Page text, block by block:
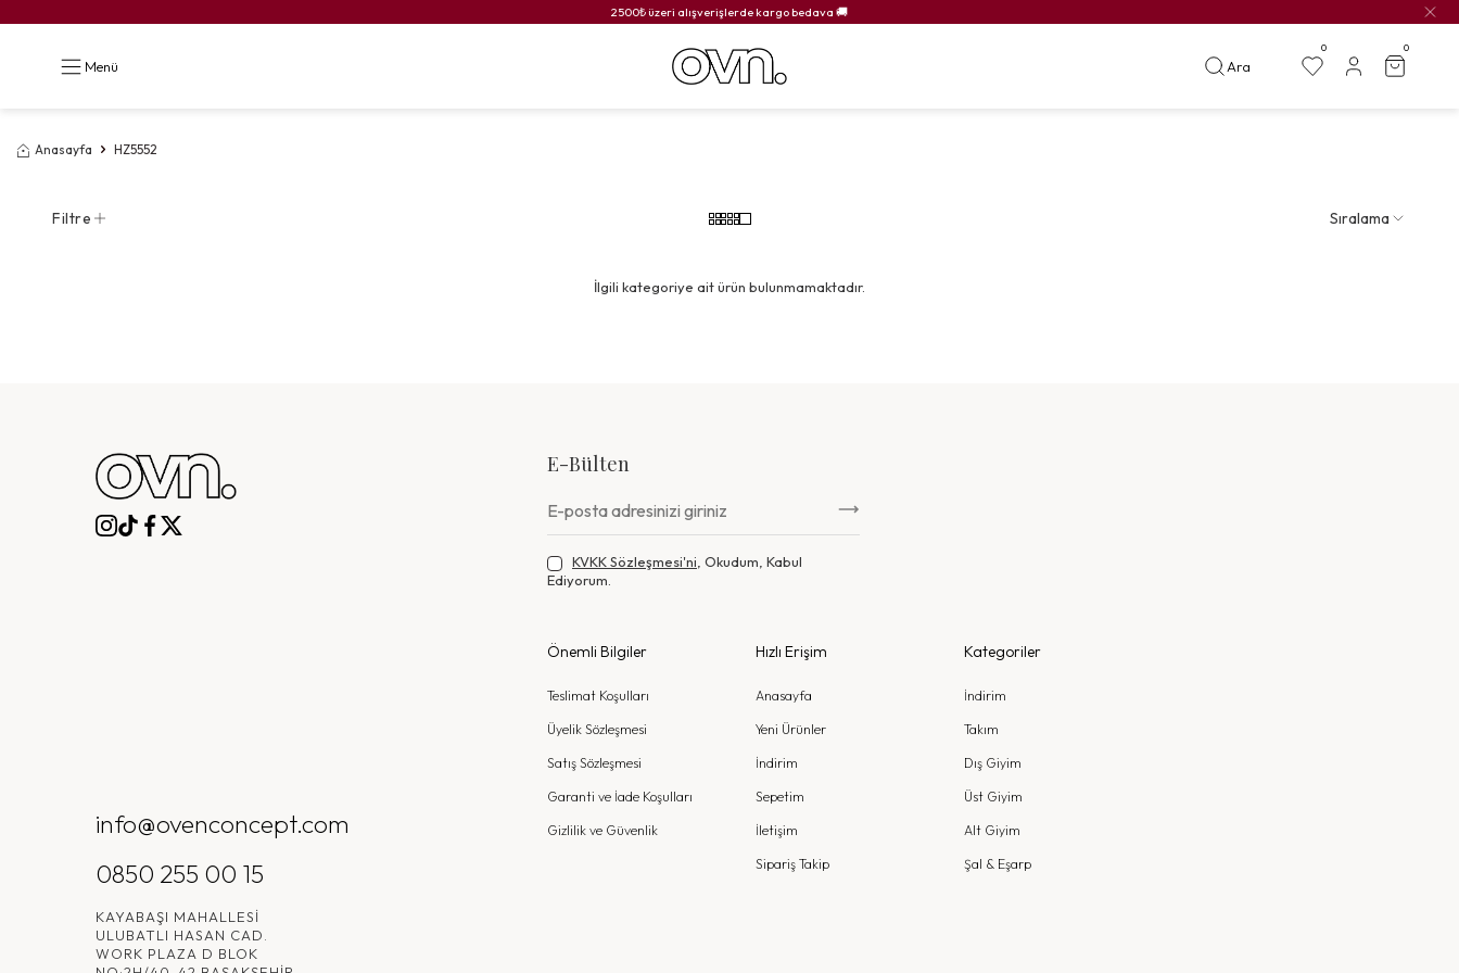
2500₺ üzeri alışverişlerde kargo bedava 🚚
Menü Ara
0 0
Anasayfa HZ5552
Filtre Sıralama
İlgili kategoriye ait ürün bulunmamaktadır.
info@ovenconcept.com
0850 255 00 15
KAYABAŞI MAHALLESI
ULUBATLI HASAN CAD.
WORK PLAZA D BLOK
E-Bülten
KVKK Sözleşmesi'ni , Okudum, Kabul
Ediyorum.
Önemli Bilgiler
Teslimat Koşulları
Üyelik Sözleşmesi
Satış Sözleşmesi
Garanti ve İade Koşulları
Gizlilik ve Güvenlik
Hızlı Erişim
Anasayfa
Yeni Ürünler
İndirim
Sepetim
İletişim
Sipariş Takip
Kategoriler
İndirim
Takım
Dış Giyim
Üst Giyim
Alt Giyim
Şal & Eşarp